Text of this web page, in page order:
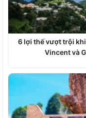
6 lợi thế vượt trội
Vincent và